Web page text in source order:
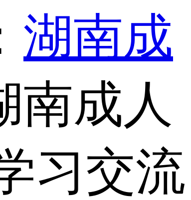
湖南成
南成人
习交流